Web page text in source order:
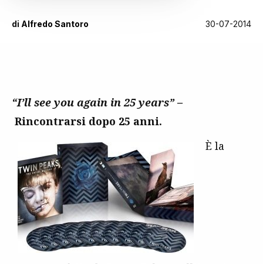
di Alfredo Santoro 30-07-2014
“I’ll see you again in 25 years” –
Rincontrarsi dopo 25 anni.
È la